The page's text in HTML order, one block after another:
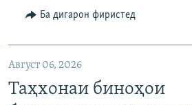
Ба дигарон фиристед
Август 06, 2026
Таҳхонаи биноҳои